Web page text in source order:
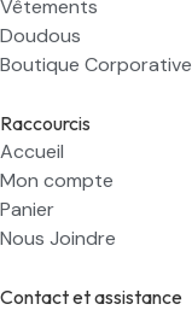
Vêtements
Doudous
Boutique Corporative
Raccourcis
Accueil
Mon compte
Panier
Nous Joindre
Contact et assistance